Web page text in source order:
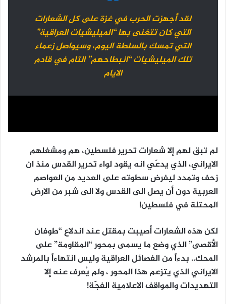
لقد أجهزت الحرب في غزة على كل الشعارات
التي كان تتغنى بها “الميليشيات العراقية”
التي تمسك بالسلطة اليوم، وسيواصل زعماء
تلك الميليشيات “انبطاحهم” التام في قادم
الايام
لم تبق لهم إلا شعارات تحرير فلسطين، هم ومشغلهم
الايراني، الذي يدعّي انه يقود لواء تحرير القدس منذ ان
زحف وتمدد ليفرض سطوته على العديد من العواصم
العربية دون أن يصل الى القدس ولا الى شبر من الارض
المحتلة في فلسطين!
لكن هذه الشعارات أصيبت بمقتل عند اندلاع “طوفان
الأقصى” الذي وضع ما يسمى بمحور “المقاومة” على
المحك.. بدءاً من الفصائل العراقية وليس انتهاءاً بالمرشد
الايراني الذي يتزعم هذا المحور ، ولم يُعرف عنه إلا
التهديدات والمواقف الاعلامية الفجّة!